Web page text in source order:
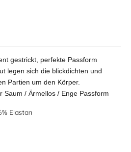
gestrickt, perfekte Passform
legen sich die blickdichten und
Partien um den Körper.
Saum / Ärmellos / Enge Passform
Elastan